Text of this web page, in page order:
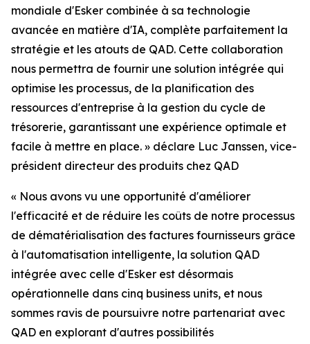
mondiale d'Esker combinée à sa technologie
avancée en matière d'IA, complète parfaitement la
stratégie et les atouts de QAD. Cette collaboration
nous permettra de fournir une solution intégrée qui
optimise les processus, de la planification des
ressources d'entreprise à la gestion du cycle de
trésorerie, garantissant une expérience optimale et
facile à mettre en place. » déclare Luc Janssen, vice-
président directeur des produits chez QAD
« Nous avons vu une opportunité d'améliorer
l'efficacité et de réduire les coûts de notre processus
de dématérialisation des factures fournisseurs grâce
à l'automatisation intelligente, la solution QAD
intégrée avec celle d'Esker est désormais
opérationnelle dans cinq business units, et nous
sommes ravis de poursuivre notre partenariat avec
QAD en explorant d'autres possibilités